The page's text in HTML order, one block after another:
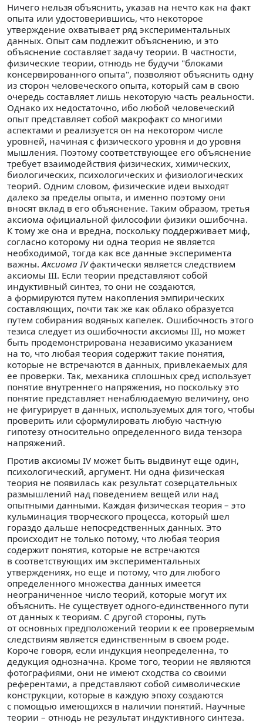
Ничего нельзя объяснить, указав на нечто как на факт
опыта или удостоверившись, что некоторое
утверждение охватывает ряд экспериментальных
данных. Опыт сам подлежит объяснению, и это
объяснение составляет задачу теории. В частности,
физические теории, отнюдь не будучи "блоками
консервированного опыта", позволяют объяснить одну
из сторон человеческого опыта, который сам в свою
очередь составляет лишь некоторую часть реальности.
Однако их недостаточно, ибо любой человеческий
опыт представляет собой макрофакт со многими
аспектами и реализуется он на некотором числе
уровней, начиная с физического уровня и до уровня
мышления. Поэтому соответствующее его объяснение
требует взаимодействия физических, химических,
биологических, психологических и физиологических
теорий. Одним словом, физические идеи выходят
далеко за пределы опыта, и именно поэтому они
вносят вклад в его объяснение. Таким образом, третья
аксиома официальной философии физики ошибочна.
К тому же она и вредна, поскольку поддерживает миф,
согласно которому ни одна теория не является
необходимой, тогда как все данные эксперимента
важны. Аксиома IVфактически является следствием
аксиомы III. Если теории представляют собой
индуктивный синтез, то они не создаются,
а формируются путем накопления эмпирических
составляющих, почти так же как облако образуется
путем собирания водяных капелек. Ошибочность этого
тезиса следует из ошибочности аксиомы III, но может
быть продемонстрирована независимо указанием
на то, что любая теория содержит такие понятия,
которые не встречаются в данных, привлекаемых для
ее проверки. Так, механика сплошных сред использует
понятие внутреннего напряжения, но поскольку это
понятие представляет ненаблюдаемую величину, оно
не фигурирует в данных, используемых для того, чтобы
проверить или сформулировать любую частную
гипотезу относительно определенного вида тензора
напряжений.
Против аксиомы IV может быть выдвинут еще один,
психологический, аргумент. Ни одна физическая
теория не появилась как результат созерцательных
размышлений над поведением вещей или над
опытными данными. Каждая физическая теория – это
кульминация творческого процесса, который шел
гораздо дальше непосредственных данных. Это
происходит не только потому, что любая теория
содержит понятия, которые не встречаются
в соответствующих им экспериментальных
утверждениях, но еще и потому, что для любого
определенного множества данных имеется
неограниченное число теорий, которые могут их
объяснить. Не существует одного-единственного пути
от данных к теориям. С другой стороны, путь
от основных предположений теории к ее проверяемым
следствиям является единственным в своем роде.
Короче говоря, если индукция неопределенна, то
дедукция однозначна. Кроме того, теории не являются
фотографиями, они не имеют сходства со своими
референтами, а представляют собой символические
конструкции, которые в каждую эпоху создаются
с помощью имеющихся в наличии понятий. Научные
теории – отнюдь не результат индуктивного синтеза.